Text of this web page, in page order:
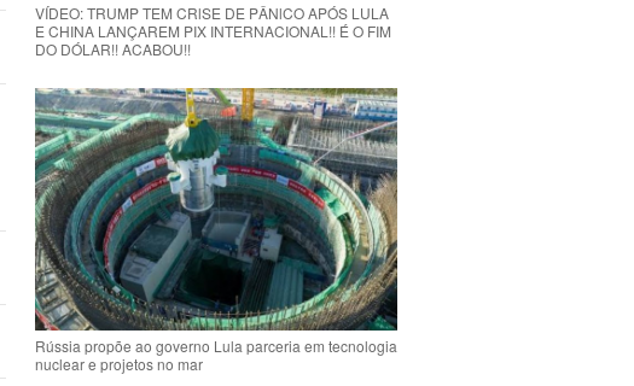
VÍDEO: TRUMP TEM CRlSE DE PÂNlCO APÓS LULA
E CHINA LANÇAREM PIX INTERNACIONAL!! É O FIM
DO DÓLAR!! ACABOU!!
Rússia propõe ao governo Lula parceria em tecnologia
nuclear e projetos no mar